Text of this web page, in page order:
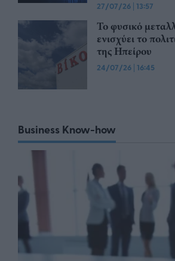
27/07/26 | 13:57
Το φυσικό
ενισχύει το
της Ηπείρου
24/07/26 | 16:45
Business Know-how